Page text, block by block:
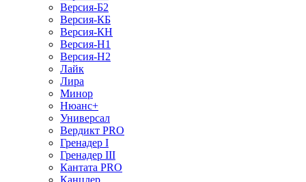
Версия-Б2
Версия-КБ
Версия-КН
Версия-Н1
Версия-Н2
Лайк
Лира
Минор
Нюанс+
Универсал
Вердикт PRO
Гренадер I
Гренадер III
Кантата PRO
Канцлер